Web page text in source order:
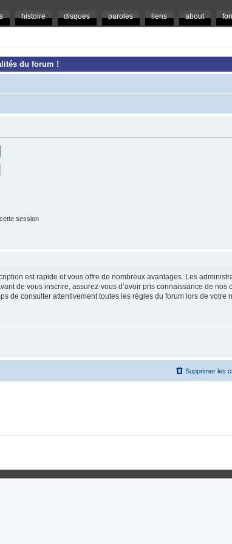
histoire disques paroles liens about
du forum !
session
est rapide et vous offre de nombreux avantages. Les
de vous inscrire, assurez-vous d’avoir pris connaissance de nos
de consulter attentivement toutes les règles du forum lors de votre
Supprimer les